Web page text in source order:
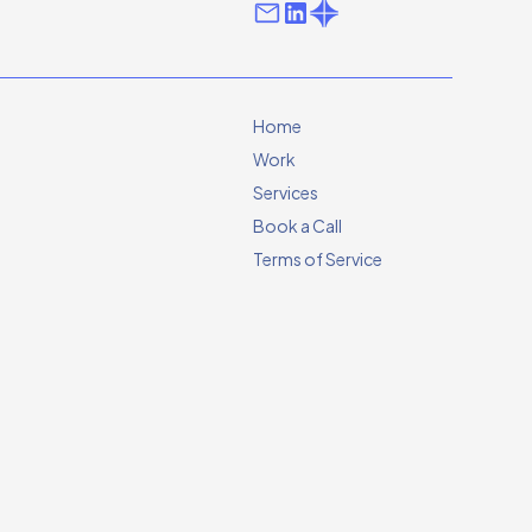
Home
Work
Services
Book a Call
Terms of Service